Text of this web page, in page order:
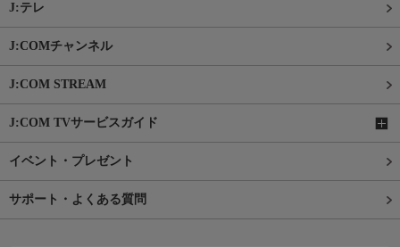
J:テレ
J:COMチャンネル
J:COM STREAM
J:COM TVサービスガイド
イベント・プレゼント
サポート・よくある質問